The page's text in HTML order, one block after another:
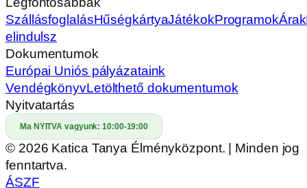
SzállásfoglalásHűségkártyaJátékokProgramokÁrak
elindulsz
Dokumentumok
Európai Uniós pályázataink
VendégkönyvLetölthető dokumentumok
Nyitvatartás
Ma NYITVA vagyunk:10:00-19:00
© 2026 Katica Tanya Élményközpont. | Minden jog
fenntartva.
ÁSZF